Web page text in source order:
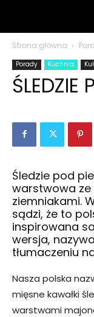
polsku
Strona główna
Porady Kuchnia
ŚLEDZIE
Śledzie pod
warstwowa ze
ziemniakami.
sądzi, że to
inspirowana
wersja,
tłumaczeniu
Nasza polska
mięsne kawałki
warstwami